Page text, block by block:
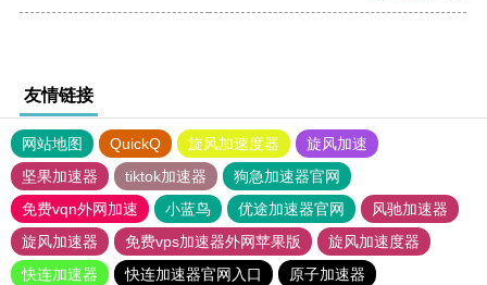
友情链接
网站地图 QuickQ 旋风加速度器
旋风加速
坚果加速器
tiktok加速器
狗急加速器官网
免费vqn外网加速
小蓝鸟 优途加速器官网
风驰加速器
旋风加速器
免费vps加速器外网苹果版
旋风加速度器
快连加速器
快连加速器官网入口
原子加速器